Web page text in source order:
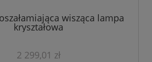
wisząca lampa
kryształowa
2 299,01 zł